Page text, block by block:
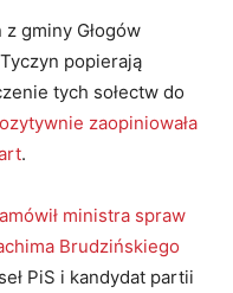
gminy Głogów
popierają
tych sołectw do
zaopiniowała
.
ministra spraw
Brudzińskiego
PiS i kandydat partii